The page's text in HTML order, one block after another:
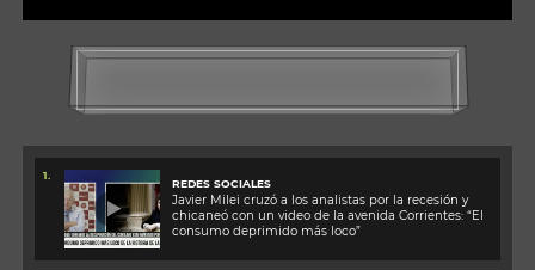
1.
REDES SOCIALES
Javier Milei cruzó a los analistas por la recesión y
chicaneó con un video de la avenida Corrientes: “El
consumo deprimido más loco”